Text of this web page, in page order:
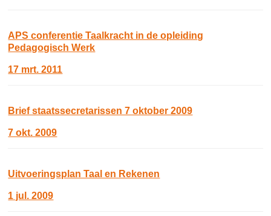
APS conferentie Taalkracht in de opleiding
Pedagogisch Werk
17 mrt. 2011
Brief staatssecretarissen 7 oktober 2009
7 okt. 2009
Uitvoeringsplan Taal en Rekenen
1 jul. 2009